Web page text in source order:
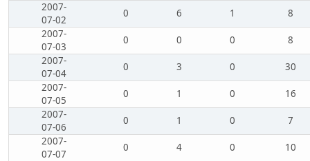
2007-
07-02
0 6 1
8
2007-
07-03
0 0 0
8
2007-
07-04
0 3 0
30
2007-
07-05
0 1 0
16
2007-
07-06
0 1 0
7
2007-
07-07
0 4 0
10